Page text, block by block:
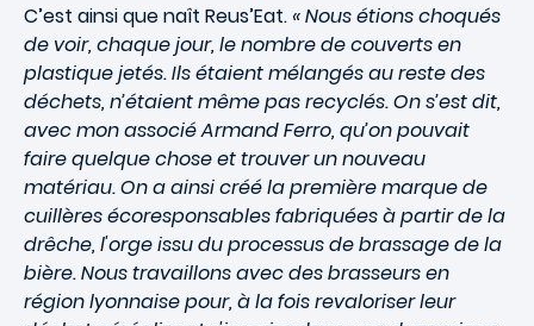
C’est ainsi que naît Reus’Eat.« Nous étions choqués
de voir, chaque jour, le nombre de couverts en
plastique jetés. Ils étaient mélangés au reste des
déchets, n’étaient même pas recyclés. On s’est dit,
avec mon associé Armand Ferro, qu’on pouvait
faire quelque chose et trouver un nouveau
matériau. On a ainsi créé la première marque de
cuillères écoresponsables fabriquées à partir de la
drêche, l'orge issu du processus de brassage de la
bière. Nous travaillons avec des brasseurs en
région lyonnaise pour, à la fois revaloriser leur